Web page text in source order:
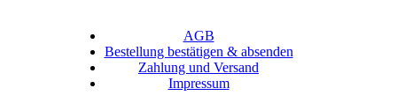
AGB
Bestellung bestätigen & absenden
Zahlung und Versand
Impressum